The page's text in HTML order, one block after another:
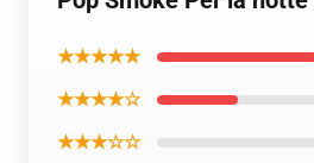
★★★★★
★★★★☆
★★★☆☆